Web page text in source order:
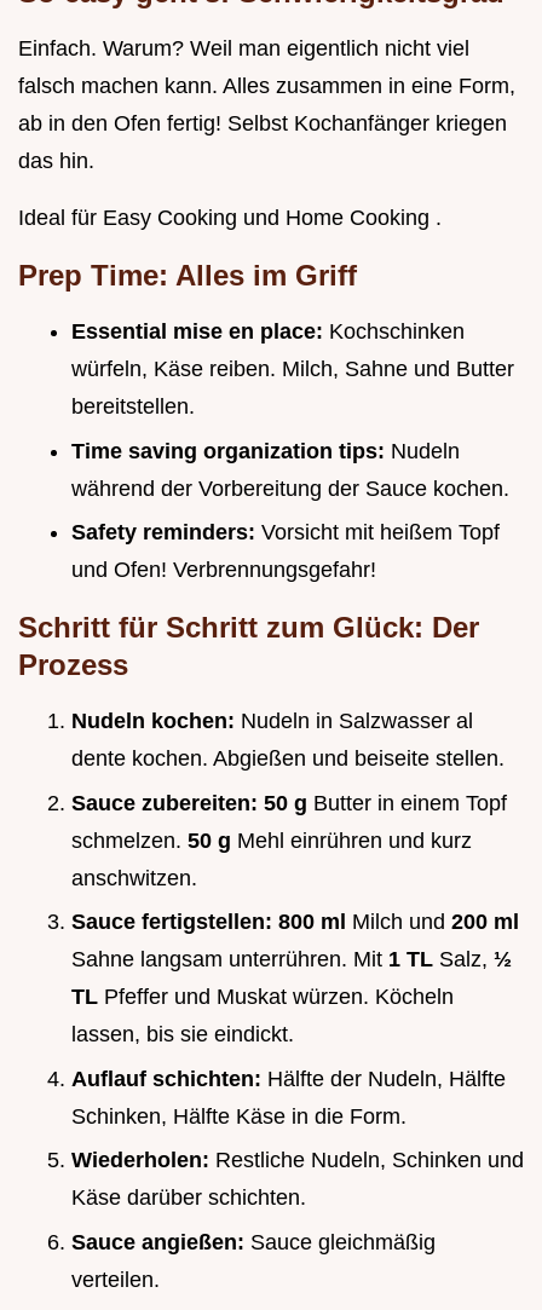
Einfach. Warum? Weil man eigentlich nicht viel
falsch machen kann. Alles zusammen in eine Form,
ab in den Ofen fertig! Selbst Kochanfänger kriegen
das hin.
Ideal für Easy Cooking und Home Cooking .
Prep Time: Alles im Griff
Essential mise en place: Kochschinken
würfeln, Käse reiben. Milch, Sahne und Butter
bereitstellen.
Time saving organization tips: Nudeln
während der Vorbereitung der Sauce kochen.
Safety reminders: Vorsicht mit heißem Topf
und Ofen! Verbrennungsgefahr!
Schritt für Schritt zum Glück: Der
Prozess
Nudeln kochen: Nudeln in Salzwasser al
dente kochen. Abgießen und beiseite stellen.
Sauce zubereiten: 50 g Butter in einem Topf
schmelzen. 50 g Mehl einrühren und kurz
anschwitzen.
Sauce fertigstellen: 800 ml Milch und 200 ml
Sahne langsam unterrühren. Mit 1 TL Salz, ½
TL Pfeffer und Muskat würzen. Köcheln
lassen, bis sie eindickt.
Auflauf schichten: Hälfte der Nudeln, Hälfte
Schinken, Hälfte Käse in die Form.
Wiederholen: Restliche Nudeln, Schinken und
Käse darüber schichten.
Sauce angießen: Sauce gleichmäßig
verteilen.